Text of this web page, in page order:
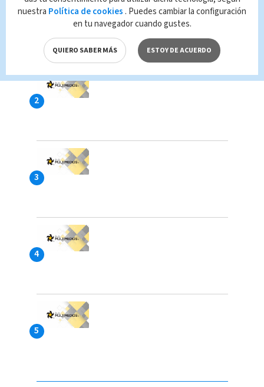
nuestra Política de cookies . Puedes cambiar la configuración
en tu navegador cuando gustes.
QUIERO SABER MÁS ESTOY DE ACUERDO